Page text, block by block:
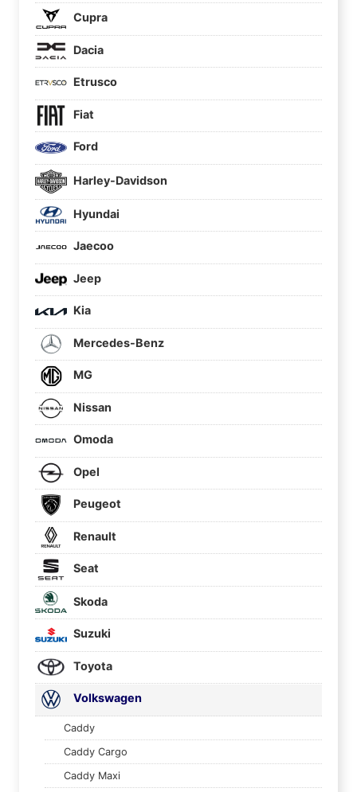
Cupra
Dacia
Etrusco
Fiat
Ford
Harley-Davidson
Hyundai
Jaecoo
Jeep
Kia
Mercedes-Benz
MG
Nissan
Omoda
Opel
Peugeot
Renault
Seat
Skoda
Suzuki
Toyota
Volkswagen
Caddy
Caddy Cargo
Caddy Maxi